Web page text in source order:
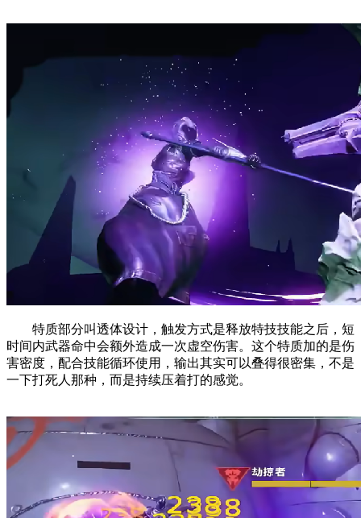
特质部分叫透体设计，触发方式是释放特技技能之后，短
时间内武器命中会额外造成一次虚空伤害。这个特质加的是伤
害密度，配合技能循环使用，输出其实可以叠得很密集，不是
一下打死人那种，而是持续压着打的感觉。